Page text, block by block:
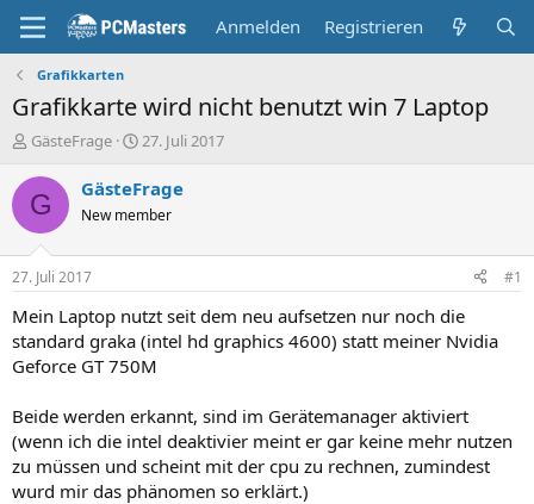
Anmelden Registrieren
Grafikkarten
Grafikkarte wird nicht benutzt win 7 Laptop
E
s
t
e
r
GästeFrage
E
s
e
t
a
m
27. Juli 2017
G GästeFrage
New member
27. Juli 2017 #1
Mein Laptop nutzt seit dem neu aufsetzen nur noch die
standard graka (intel hd graphics 4600) statt meiner Nvidia
Geforce GT 750M
Beide werden erkannt, sind im Gerätemanager aktiviert
(wenn ich die intel deaktivier meint er gar keine mehr nutzen
zu müssen und scheint mit der cpu zu rechnen, zumindest
wurd mir das phänomen so erklärt.)